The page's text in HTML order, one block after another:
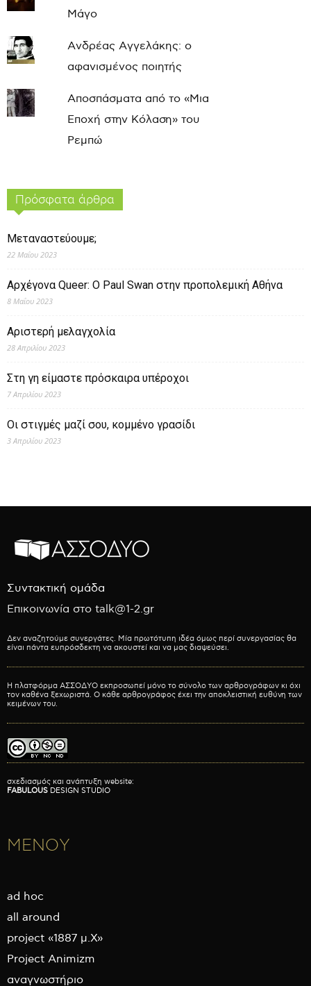
Μάγο
Ανδρέας Αγγελάκης: ο
αφανισμένος ποιητής
Αποσπάσματα από το «Μια
Εποχή στην Κόλαση» του
Ρεμπώ
Πρόσφατα άρθρα
Μεταναστεύουμε;
22 Μαΐου 2023
Αρχέγονα Queer: O Paul Swan στην προπολεμική Αθήνα
8 Μαΐου 2023
Αριστερή μελαγχολία
28 Απριλίου 2023
Στη γη είμαστε πρόσκαιρα υπέροχοι
7 Απριλίου 2023
Οι στιγμές μαζί σου, κομμένο γρασίδι
3 Απριλίου 2023
Συντακτική ομάδα
Επικοινωνία στο talk@1-2.gr
Δεν αναζητούμε συνεργάτες. Μία πρωτότυπη ιδέα όμως περί συνεργασίας θα
είναι πάντα ευπρόσδεκτη να ακουστεί και να μας διαψεύσει.
Η πλατφόρμα ΑΣΣΟΔΥΟ εκπροσωπεί μόνο το σύνολο των αρθρογράφων κι όχι
τον καθένα ξεχωριστά. Ο κάθε αρθρογράφος έχει την αποκλειστική ευθύνη των
κειμένων του.
σχεδιασμός και ανάπτυξη website:
FABULOUS DESIGN STUDIO
ΜΕΝΟΥ
ad hoc
all around
project «1887 μ.Χ»
Project Animizm
αναγνωστήριο